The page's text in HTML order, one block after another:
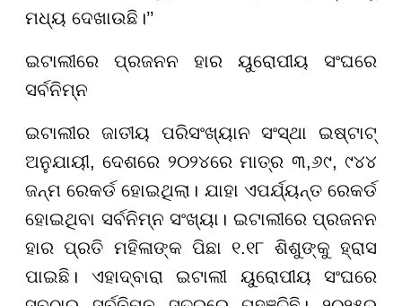
ମଧ୍ୟ ଦେଖାଉଛି।’’
ଇଟାଲୀରେ ପ୍ରଜନନ ହାର ୟୁରୋପୀୟ ସଂଘରେ
ସର୍ବନିମ୍ନ
ଇଟାଲୀର ଜାତୀୟ ପରିସଂଖ୍ୟାନ ସଂସ୍ଥା ଇଷ୍ଟାଟ୍
ଅନୁଯାୟୀ, ଦେଶରେ ୨୦୨୪ରେ ମାତ୍ର ୩,୬୯, ୯୪୪
ଜନ୍ମ ରେକର୍ଡ ହୋଇଥିଲା। ଯାହା ଏପର୍ଯ୍ୟନ୍ତ ରେକର୍ଡ
ହୋଇଥିବା ସର୍ବନିମ୍ନ ସଂଖ୍ୟା। ଇଟାଲୀରେ ପ୍ରଜନନ
ହାର ପ୍ରତି ମହିଳାଙ୍କ ପିଛା ୧.୧୮ ଶିଶୁଙ୍କୁ ହ୍ରାସ
ପାଇଛି। ଏହାଦ୍ବାରା ଇଟାଲୀ ୟୁରୋପୀୟ ସଂଘରେ